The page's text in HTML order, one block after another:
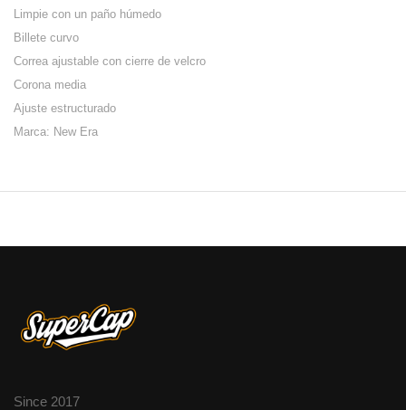
Limpie con un paño húmedo
Billete curvo
Correa ajustable con cierre de velcro
Corona media
Ajuste estructurado
Marca: New Era
Since 2017